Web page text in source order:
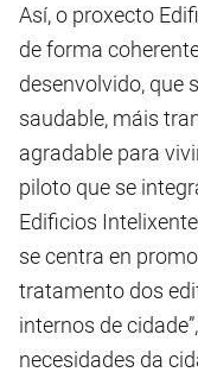
Así, o proxecto
de forma
desenvolvido, que
saudable, máis
agradable para
piloto que se
Edificios
se centra en
tratamento dos
internos de
necesidades da